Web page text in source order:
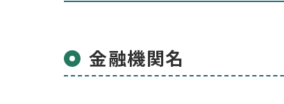
金融機関名